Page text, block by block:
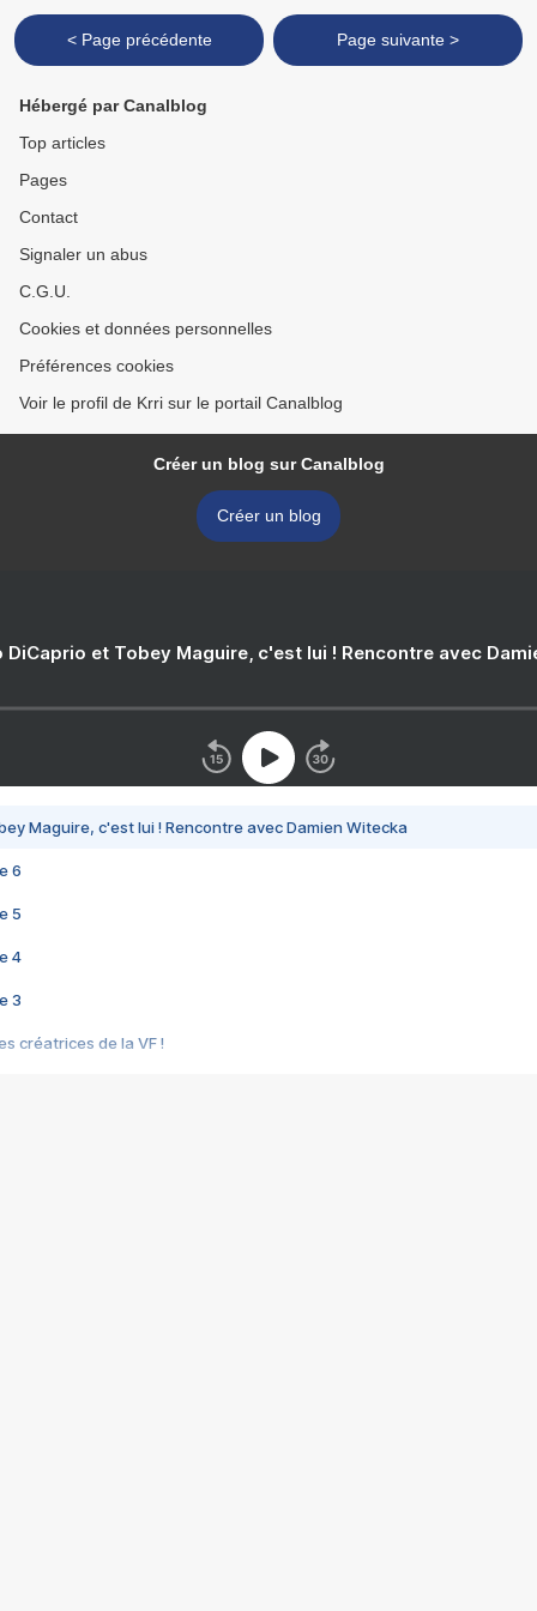
< Page précédente Page suivante >
Hébergé par Canalblog
Top articles
Pages
Contact
Signaler un abus
C.G.U.
Cookies et données personnelles
Préférences cookies
Voir le profil de Krri sur le portail Canalblog
Créer un blog sur Canalblog
Créer un blog
DiCaprio et Tobey Maguire, c'est lui ! Rencontre avec
Maguire, c'est lui ! Rencontre avec Damien Witecka
6
5
4
3
créatrices de la VF !